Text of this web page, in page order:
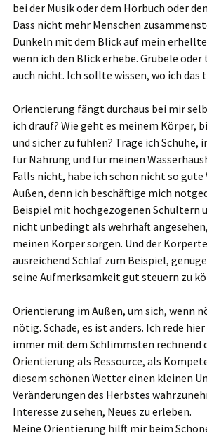
bei der Musik oder dem Hörbuch oder
Dass nicht mehr Menschen
Dunkeln mit dem Blick auf mein
wenn ich den Blick erhebe. Grübele
auch nicht. Ich sollte wissen, wo ich das
Orientierung fängt durchaus bei mir
ich drauf? Wie geht es meinem Körper,
und sicher zu fühlen? Trage ich
für Nahrung und für meinen
Falls nicht, habe ich schon nicht so
Außen, denn ich beschäftige mich
Beispiel mit hochgezogenen Schultern
nicht unbedingt als wehrhaft
meinen Körper sorgen. Und der
ausreichend Schlaf zum Beispiel,
seine Aufmerksamkeit gut steuern zu
Orientierung im Außen, um sich, wenn
nötig. Schade, es ist anders. Ich rede
immer mit dem Schlimmsten rechnend
Orientierung als Ressource, als
diesem schönen Wetter einen kleinen
Veränderungen des Herbstes
Interesse zu sehen, Neues zu erleben.
Meine Orientierung hilft mir beim